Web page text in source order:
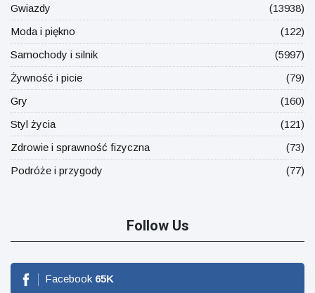
Gwiazdy
(13938)
Moda i piękno
(122)
Samochody i silnik
(5997)
Żywność i picie
(79)
Gry
(160)
Styl życia
(121)
Zdrowie i sprawność fizyczna
(73)
Podróże i przygody
(77)
Follow Us
Facebook 65K